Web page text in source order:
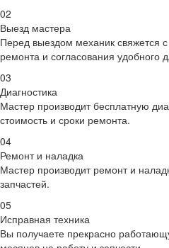
02
Выезд мастера
Перед выездом механик свяжется
ремонта и согласования удобного
03
Диагностика
Мастер производит бесплатную
стоимость и сроки ремонта.
04
Ремонт и наладка
Мастер производит ремонт и
запчастей.
05
Исправная техника
Вы получаете прекрасно